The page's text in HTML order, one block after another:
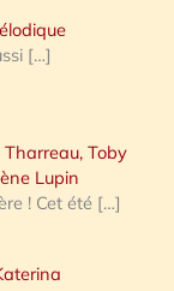
[…]
Toby
Lupin
! Cet été […]